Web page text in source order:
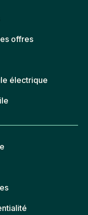
offres
électrique